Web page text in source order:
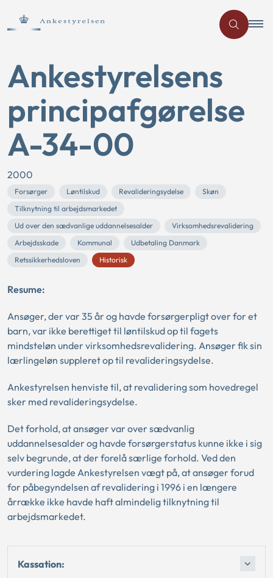
Ankestyrelsens
principafgørelse
A-34-00
2000
Forsørger Løntilskud Revalideringsydelse
Skøn
Tilknytning til arbejdsmarkedet
Ud over den sædvanlige uddannelsesalder
Virksomhedsrevalidering
Arbejdsskade
Kommunal
Udbetaling Danmark
Retssikkerhedsloven
Historisk
Resume:
Ansøger, der var 35 år og havde forsørgerpligt over for et
barn, var ikke berettiget til løntilskud op til fagets
mindsteløn under virksomhedsrevalidering. Ansøger fik sin
lærlingeløn suppleret op til revalideringsydelse.
Ankestyrelsen henviste til, at revalidering som hovedregel
sker med revalideringsydelse.
Det forhold, at ansøger var over sædvanlig
uddannelsesalder og havde forsørgerstatus kunne ikke i sig
selv begrunde, at der forelå særlige forhold. Ved den
vurdering lagde Ankestyrelsen vægt på, at ansøger forud
for påbegyndelsen af revalidering i 1996 i en længere
årrække ikke havde haft almindelig tilknytning til
arbejdsmarkedet.
Kassation: